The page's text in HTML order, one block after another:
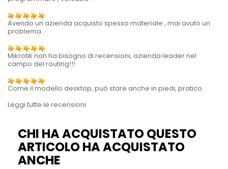
Avendo un azienda acquisto spesso materiale , mai avuto un
problema .
Mikrotik non ha bisogno di recensioni, azienda leader nel
campo del routing!!!
Come il modello desktop, può stare anche in piedi, pratico.
Leggi tutte le recensioni
CHI HA ACQUISTATO QUESTO
ARTICOLO HA ACQUISTATO
ANCHE